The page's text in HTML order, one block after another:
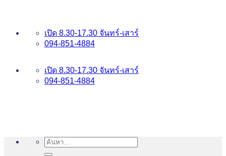
เปิด 8.30-17.30 จันทร์-เสาร์
094-851-4884
เปิด 8.30-17.30 จันทร์-เสาร์
094-851-4884
ค้นหา: